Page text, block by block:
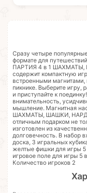
Сразу четыре
формате для
ПАРТИЯ 4 в 1 ШАХМАТЫ,
содержит компактную
встроенными магнитами,
пикнике. Выберите игру,
и приступайте к
внимательность,
мышление. Магнитная
ШАХМАТЫ, ШАШКИ,
отличным подарком не
изготовлен из
долговечность. В набор
доска, 3 игральных
желтые фишки для игры
игровое поле для игры 5
Количество игроков 2